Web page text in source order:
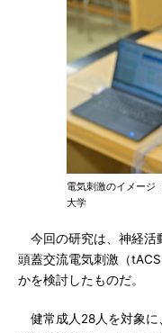
電気刺激のイメージ
大学
今回の研究は、神経活
頭蓋交流電気刺激（
かを検討したものだ。
健常成人28人を対象に